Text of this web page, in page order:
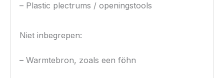
– Plastic plectrums / openingstools
Niet inbegrepen:
– Warmtebron, zoals een föhn